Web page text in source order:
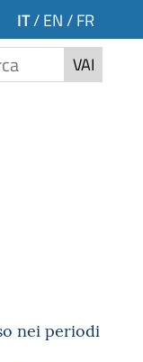
IT/ EN / FR
VAI
nei periodi